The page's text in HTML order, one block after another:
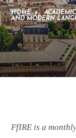
HOME >
AND MODERN
FfIRE is a